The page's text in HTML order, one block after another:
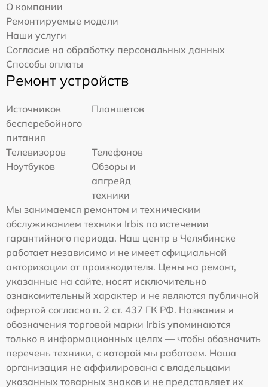
О компании
Ремонтируемые модели
Наши услуги
Согласие на обработку персональных данных
Способы оплаты
Ремонт устройств
Источников
бесперебойного
питания
Планшетов
Телевизоров
Телефонов
Ноутбуков
Обзоры и
апгрейд
техники
Мы занимаемся ремонтом и техническим
обслуживанием техники Irbis по истечении
гарантийного периода. Наш центр в Челябинске
работает независимо и не имеет официальной
авторизации от производителя. Цены на ремонт,
указанные на сайте, носят исключительно
ознакомительный характер и не являются публичной
офертой согласно п. 2 ст. 437 ГК РФ. Названия и
обозначения торговой марки Irbis упоминаются
только в информационных целях — чтобы обозначить
перечень техники, с которой мы работаем. Наша
организация не аффилирована с владельцами
указанных товарных знаков и не представляет их